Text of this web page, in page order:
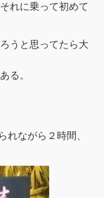
れに乗って初めて
うと思ってたら大
る。
れながら２時間、